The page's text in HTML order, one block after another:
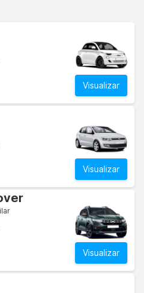
Visualizar
Visualizar
Visualizar